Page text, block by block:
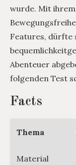
wurde. Mit
Features, dürfte
Abenteuer
folgenden Test
Facts
Thema
Material